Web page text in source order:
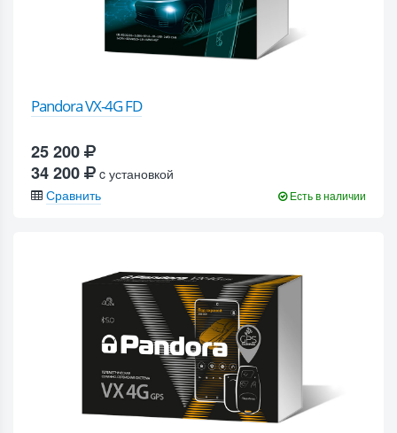
Pandora VX-4G FD
25 200
34 200
c установкой
Сравнить
Есть в наличии